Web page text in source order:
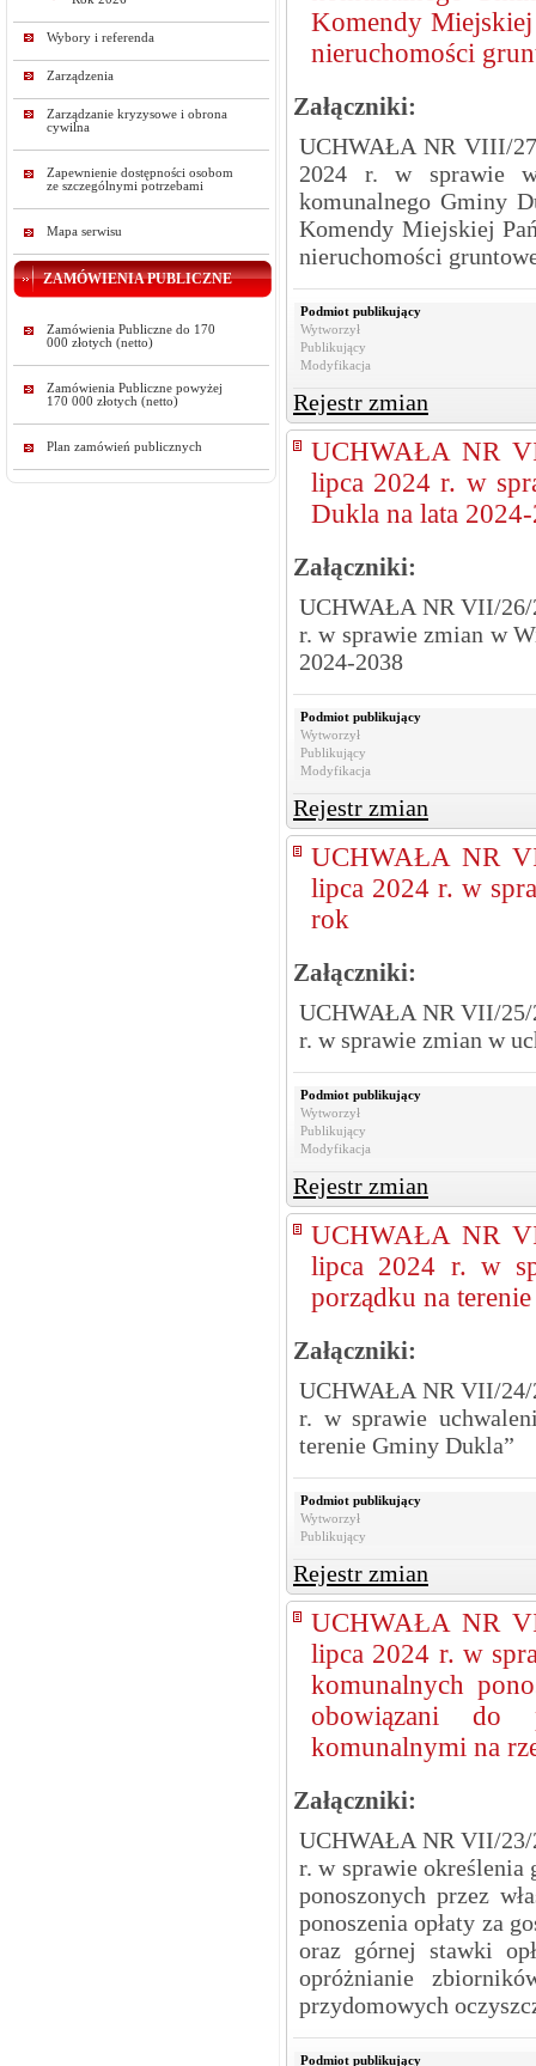
Wybory i referenda
Zarządzenia
Zarządzanie kryzysowe i obrona
cywilna
Zapewnienie dostępności osobom
ze szczególnymi potrzebami
Mapa serwisu
ZAMÓWIENIA PUBLICZNE
Zamówienia Publiczne do 170
000 złotych (netto)
Zamówienia Publiczne powyżej
170 000 złotych (netto)
Plan zamówień publicznych
Komendy Miejskiej
nieruchomości
Załączniki:
UCHWAŁA NR VIII/
2024 r. w sprawie
komunalnego Gminy
Komendy Miejskiej
nieruchomości
Podmiot publikujący
Wytworzył
Publikujący
Modyfikacja
Rejestr zmian
UCHWAŁA NR
lipca 2024 r. w
Dukla na lata
Załączniki:
UCHWAŁA NR VII/
r. w sprawie zmian w
2024-2038
Podmiot publikujący
Wytworzył
Publikujący
Modyfikacja
Rejestr zmian
UCHWAŁA NR
lipca 2024 r. w
rok
Załączniki:
UCHWAŁA NR VII/
r. w sprawie zmian w
Podmiot publikujący
Wytworzył
Publikujący
Modyfikacja
Rejestr zmian
UCHWAŁA NR
lipca 2024 r. w
porządku na
Załączniki:
UCHWAŁA NR VII/
r. w sprawie
terenie Gminy Dukla”
Podmiot publikujący
Wytworzył
Publikujący
Rejestr zmian
UCHWAŁA NR
lipca 2024 r. w
komunalnych
obowiązani do
komunalnymi na
Załączniki:
UCHWAŁA NR VII/
r. w sprawie określenia
ponoszonych przez
ponoszenia opłaty za
oraz górnej stawki
opróżnianie
przydomowych
Podmiot publikujący